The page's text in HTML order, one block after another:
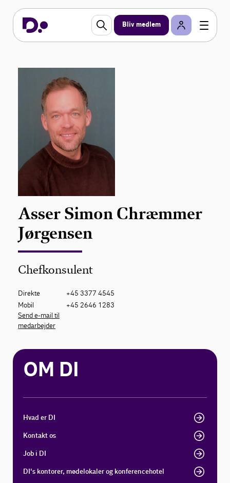
Bliv medlem
Asser Simon Chræmmer
Jørgensen
Chefkonsulent
Direkte
+45 3377 4545
Mobil
+45 2646 1283
Send e-mail til
medarbejder
OM DI
Hvad er DI
Kontakt os
Job i DI
DI's kontorer, mødelokaler og konferencehotel